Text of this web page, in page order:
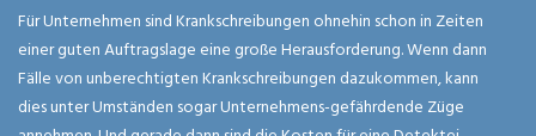
Für Unternehmen sind Krankschreibungen ohnehin schon in Zeiten
einer guten Auftragslage eine große Herausforderung. Wenn dann
Fälle von unberechtigten Krankschreibungen dazukommen, kann
dies unter Umständen sogar Unternehmens-gefährdende Züge